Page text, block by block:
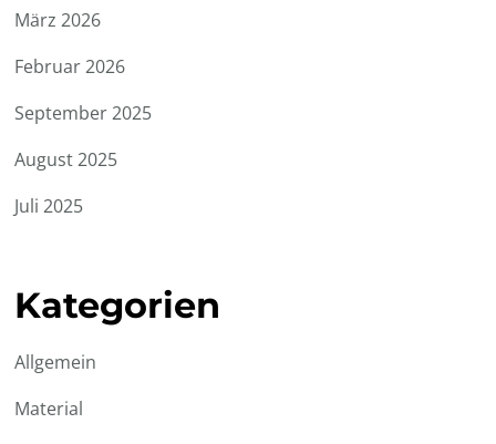
März 2026
Februar 2026
September 2025
August 2025
Juli 2025
Kategorien
Allgemein
Material